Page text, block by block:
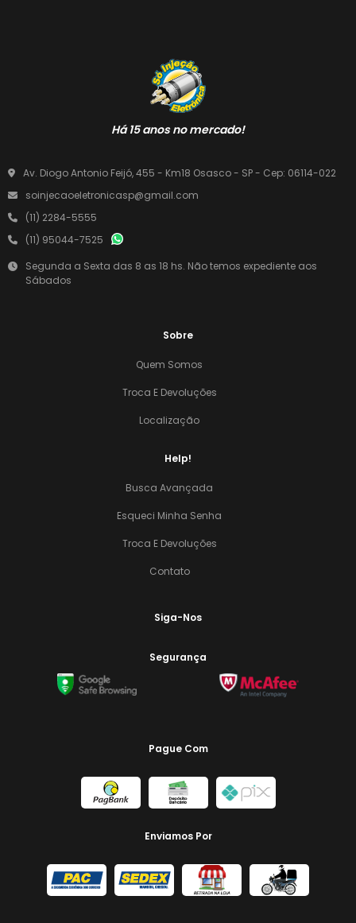
Há 15 anos no mercado!
Av. Diogo Antonio Feijó, 455 - Km18 Osasco - SP - Cep: 06114-022
soinjecaoeletronicasp@gmail.com
(11) 2284-5555
(11) 95044-7525
Segunda a Sexta das 8 as 18 hs. Não temos expediente aos
Sábados
Sobre
Quem Somos
Troca E Devoluções
Localização
Help!
Busca Avançada
Esqueci Minha Senha
Troca E Devoluções
Contato
Siga-Nos
Segurança
Pague Com
Enviamos Por